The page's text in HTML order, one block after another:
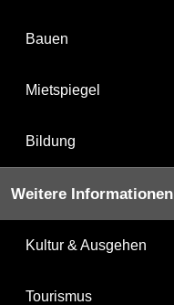
Bauen
Mietspiegel
Bildung
Weitere Informationen
Kultur & Ausgehen
Tourismus